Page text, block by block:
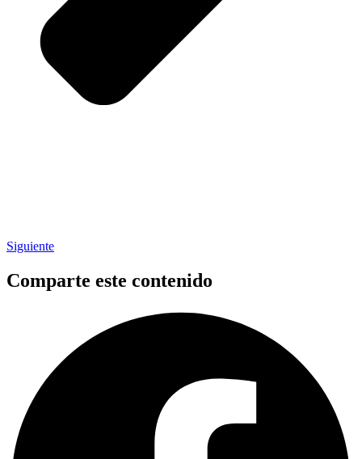
Siguiente
Comparte este contenido